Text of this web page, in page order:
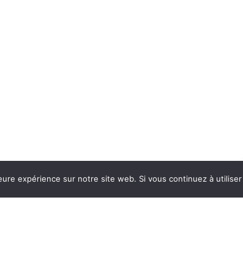
expérience sur notre site web. Si vous continuez à